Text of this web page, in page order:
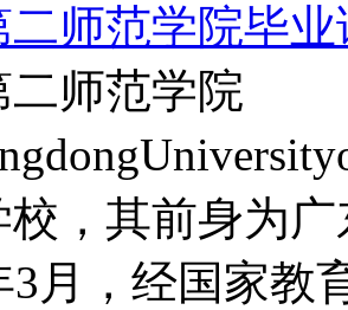
二师范学院毕
二师范学院
，其前身为
3月，经国家